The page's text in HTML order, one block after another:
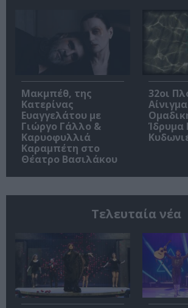
Μακμπέθ, της
Κατερίνας
Ευαγγελάτου με
Γιώργο Γάλλο &
Καρυοφυλλιά
Καραμπέτη στο
Θέατρο Βασιλάκου
32οι
Ίδρυμα
Τελευταία νέα